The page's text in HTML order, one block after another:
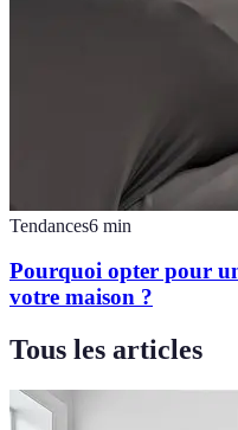
Tendances6 min
Pourquoi opter pour
votre maison ?
Tous les articles